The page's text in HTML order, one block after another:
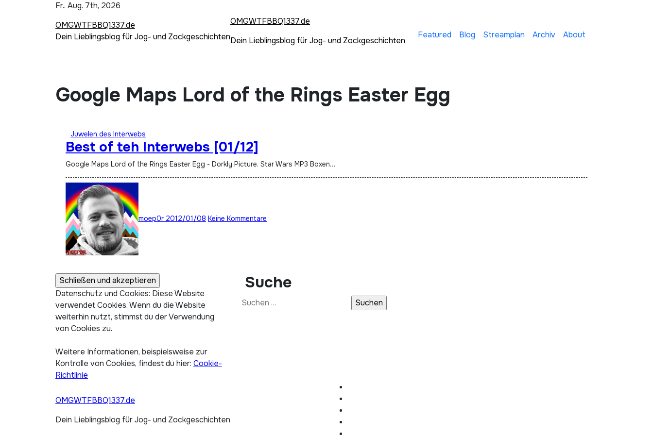
Fr.. Aug. 7th, 2026
OMGWTFBBQ1337.de
Dein Lieblingsblog für Jog- und Zockgeschichten
OMGWTFBBQ1337.de
Dein Lieblingsblog für Jog- und Zockgeschichten
Featured Blog Streamplan Archiv About
Google Maps Lord of the Rings Easter Egg
Juwelen des Interwebs
Best of teh Interwebs [01/12]
Google Maps Lord of the Rings Easter Egg - Dorkly Picture. Star Wars MP3 Boxen…
moep0r 2012/01/08 Keine Kommentare
Datenschutz und Cookies: Diese Website
verwendet Cookies. Wenn du die Website
weiterhin nutzt, stimmst du der Verwendung
von Cookies zu.
Weitere Informationen, beispielsweise zur
Kontrolle von Cookies, findest du hier: Cookie-
Richtlinie
Suche
Suchen
OMGWTFBBQ1337.de
Dein Lieblingsblog für Jog- und Zockgeschichten